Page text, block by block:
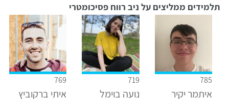
תלמידים ממליצים על ניב רווח פסיכומטרי
785
איתמר יקיר
719
נועה בוימל
769
איתי ברקוביץ